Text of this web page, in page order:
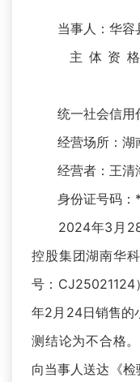
当事人：华容县
主体资格
统一社会信用
经营场所：湖
经营者
身份证号码：
2024年3月28
控股集团湖南华
号：CJ25021124
年2月24日销售的
测结论为不合格
向当事人送达《